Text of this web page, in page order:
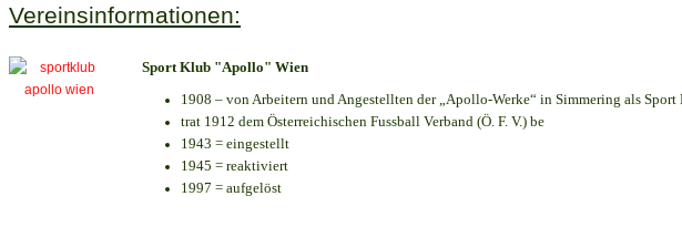
Vereinsinformationen:
Sport Klub "Apollo" Wien
1908 – von Arbeitern und Angestellten der „Apollo-Werke“ in Simmering als
trat 1912 dem Österreichischen Fussball Verband (Ö. F. V.) be
1943 = eingestellt
1945 = reaktiviert
1997 = aufgelöst